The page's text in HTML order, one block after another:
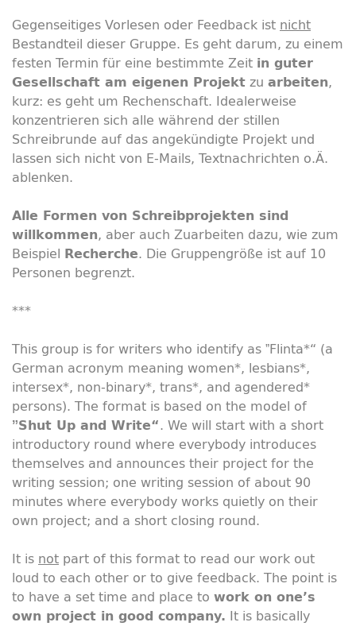
Gegenseitiges Vorlesen oder Feedback istnicht
Bestandteil dieser Gruppe. Es geht darum, zu einem
festen Termin für eine bestimmte Zeit in guter
Gesellschaft am eigenen Projektzu arbeiten,
kurz: es geht um Rechenschaft. Idealerweise
konzentrieren sich alle während der stillen
Schreibrunde auf das angekündigte Projekt und
lassen sich nicht von E-Mails, Textnachrichten o.Ä.
ablenken.
Alle Formen von Schreibprojekten sind
willkommen, aber auch Zuarbeiten dazu, wie zum
Beispiel Recherche. Die Gruppengröße ist auf 10
Personen begrenzt.
***
This group is for writers who identify as ˮFlinta*“ (a
German acronym meaning women*, lesbians*,
intersex*, non-binary*, trans*, and agendered*
persons). The format is based on the model of
ˮShut Up and Write“. We will start with a short
introductory round where everybody introduces
themselves and announces their project for the
writing session; one writing session of about 90
minutes where everybody works quietly on their
own project; and a short closing round.
It isnot part of this format to read our work out
loud to each other or to give feedback. The point is
to have a set time and place to work on one’s
own project in good company. It is basically